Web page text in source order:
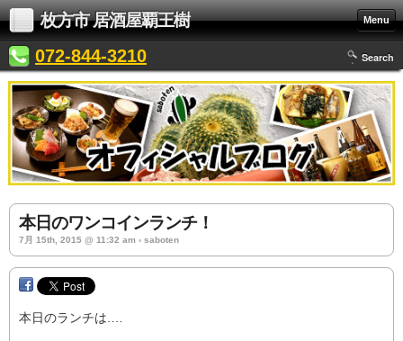
枚方市 居酒屋覇王樹 Menu
072-844-3210 Search
本日のワンコインランチ！
7月 15th, 2015 @ 11:32 am › saboten
本日のランチは.…